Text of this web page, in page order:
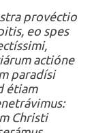
provéctio
eo spes
actióne
paradísi
étiam
Christi